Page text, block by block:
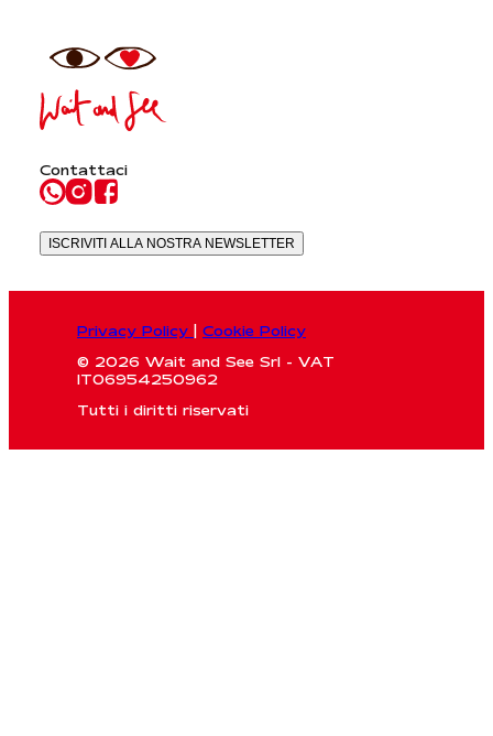
Contattaci
ISCRIVITI ALLA NOSTRA NEWSLETTER
Privacy Policy
Cookie Policy
© 2026 Wait and See Srl - VAT
IT06954250962
Tutti i diritti riservati